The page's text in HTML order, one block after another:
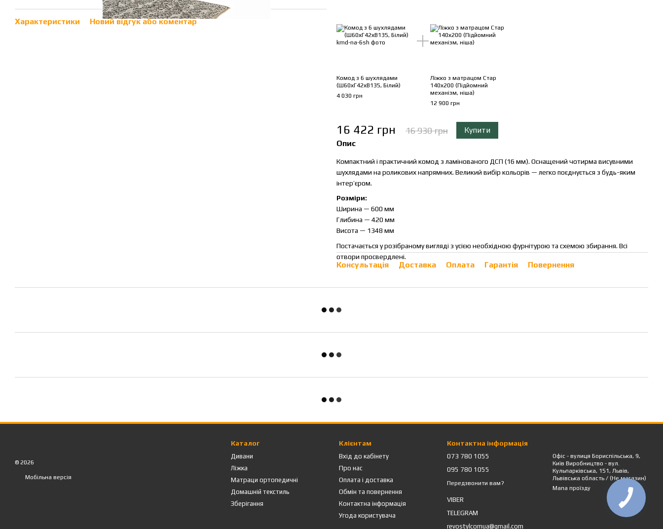
Характеристики Новий відгук або коментар
Комод з 6 шухлядами
(Ш60хГ42хВ135, Білий)
4 030 грн
Ліжко з матрацом Стар
140х200 (Підйомний
механізм, ніша)
12 900 грн
16 422 грн 16 930 грн
Купити
Опис
Компактний і практичний комод з ламінованого ДСП (16 мм). Оснащений чотирма висувними
шухлядами на роликових напрямних. Великий вибір кольорів — легко поєднується з будь-яким
інтер’єром.
Розміри:
Ширина — 600 мм
Глибина — 420 мм
Висота — 1348 мм
Постачається у розібраному вигляді з усією необхідною фурнітурою та схемою збирання. Всі
отвори просвердлені.
Консультація Доставка Оплата Гарантія Повернення
© 2026
Мобільна версія
Каталог
Дивани
Ліжка
Матраци ортопедичні
Домашній текстиль
Зберігання
Клієнтам
Вхід до кабінету
Про нас
Оплата і доставка
Обмін та повернення
Контактна інформація
Угода користувача
Контактна інформація
073 780 1055
095 780 1055
Передзвонити вам?
VIBER
TELEGRAM
revostylcomua@gmail.com
Офіс - вулиця Бориспільська, 9,
Київ Виробництво - вул.
Кульпарківська, 151, Львів,
Львівська область / (Не магазин)
Мапа проїзду